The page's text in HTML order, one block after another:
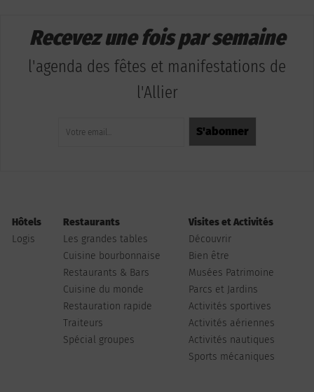
Recevez une fois par semaine
l'agenda des fêtes et manifestations de
l'Allier
Hôtels
Logis
Restaurants
Les grandes tables
Cuisine bourbonnaise
Restaurants & Bars
Cuisine du monde
Restauration rapide
Traiteurs
Spécial groupes
Visites et Activités
Découvrir
Bien être
Musées Patrimoine
Parcs et Jardins
Activités sportives
Activités aériennes
Activités nautiques
Sports mécaniques